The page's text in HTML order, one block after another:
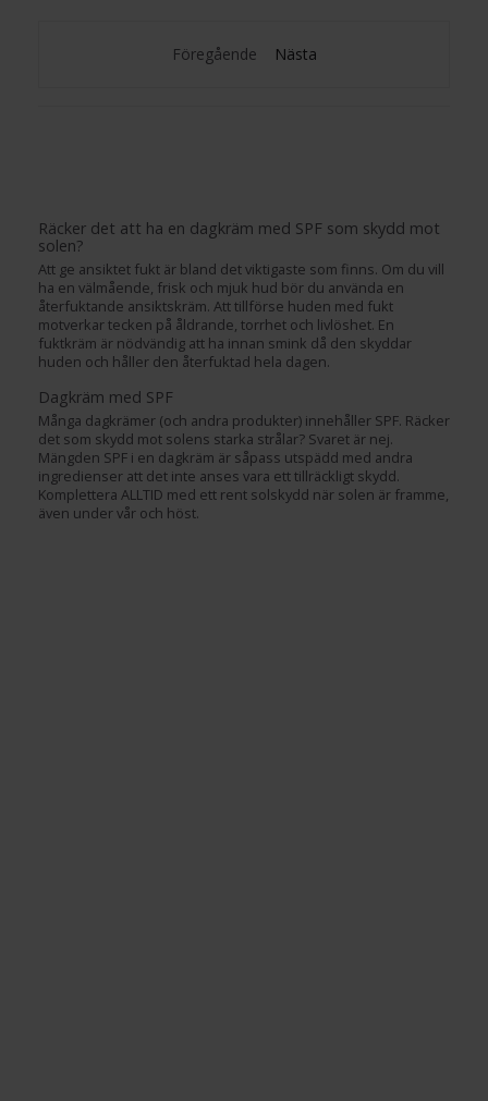
Föregående Nästa
Räcker det att ha en dagkräm med SPF som skydd mot
solen?
Att ge ansiktet fukt är bland det viktigaste som finns. Om du vill
ha en välmående, frisk och mjuk hud bör du använda en
återfuktande ansiktskräm. Att tillförse huden med fukt
motverkar tecken på åldrande, torrhet och livlöshet. En
fuktkräm är nödvändig att ha innan smink då den skyddar
huden och håller den återfuktad hela dagen.
Dagkräm med SPF
Många dagkrämer (och andra produkter) innehåller SPF. Räcker
det som skydd mot solens starka strålar? Svaret är nej.
Mängden SPF i en dagkräm är såpass utspädd med andra
ingredienser att det inte anses vara ett tillräckligt skydd.
Komplettera ALLTID med ett rent solskydd när solen är framme,
även under vår och höst.